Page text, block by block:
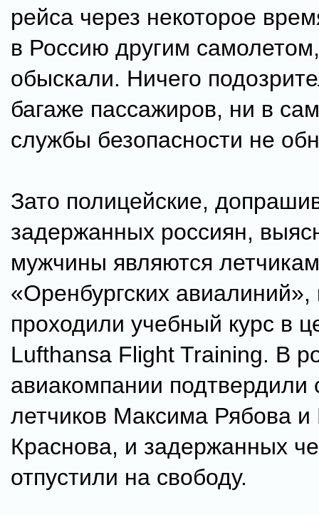
рейса через некоторое
в Россию другим
обыскали. Ничего
багаже пассажиров, ни в
службы безопасности не
Зато полицейские,
задержанных россиян,
мужчины являются
«Оренбургских авиалиний»,
проходили учебный курс в
Lufthansa Flight Training. В
авиакомпании подтвердили
летчиков Максима Рябова
Краснова, и задержанных
отпустили на свободу.